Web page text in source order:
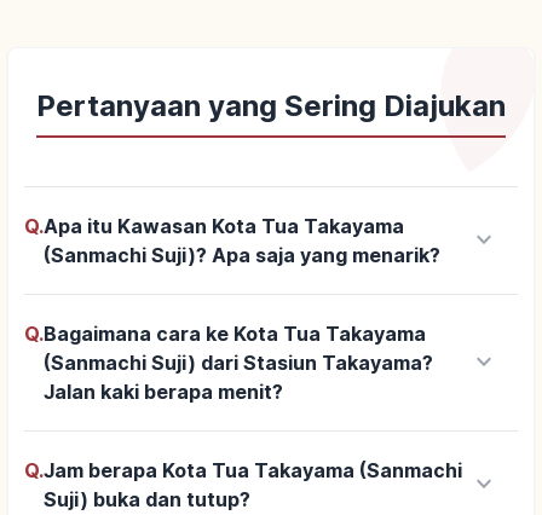
Pertanyaan yang Sering Diajukan
Q.Apa itu Kawasan Kota Tua Takayama
(Sanmachi Suji)? Apa saja yang menarik?
keyboard_arrow_down
Q.Bagaimana cara ke Kota Tua Takayama
(Sanmachi Suji) dari Stasiun Takayama?
Jalan kaki berapa menit?
keyboard_arrow_down
Q.Jam berapa Kota Tua Takayama (Sanmachi
Suji) buka dan tutup?
keyboard_arrow_down